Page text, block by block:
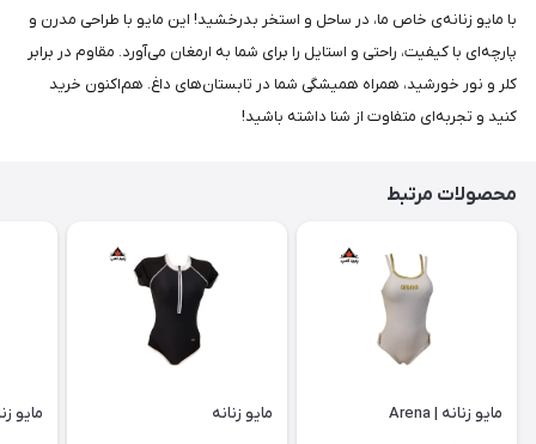
با مایو زنانه‌ی خاص ما، در ساحل و استخر بدرخشید! این مایو با طراحی مدرن و
پارچه‌ای با کیفیت، راحتی و استایل را برای شما به ارمغان می‌آورد. مقاوم در برابر
کلر و نور خورشید، همراه همیشگی شما در تابستان‌های داغ. هم‌اکنون خرید
کنید و تجربه‌ای متفاوت از شنا داشته باشید!
محصولات مرتبط
مایو زنانه | Arena مایو زنانه مایو